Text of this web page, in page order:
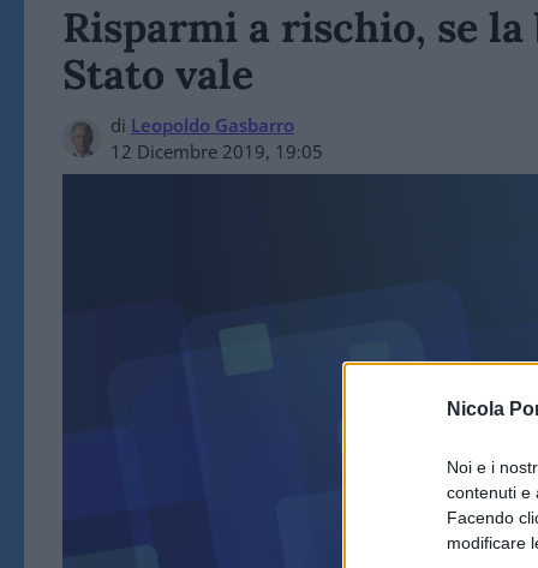
Nicola
Noi e i
contenuti e
Facendo
modificare
Risparmi a rischio, se la
Stato vale
di Leopoldo Gasbarro
12 Dicembre 2019, 19:05